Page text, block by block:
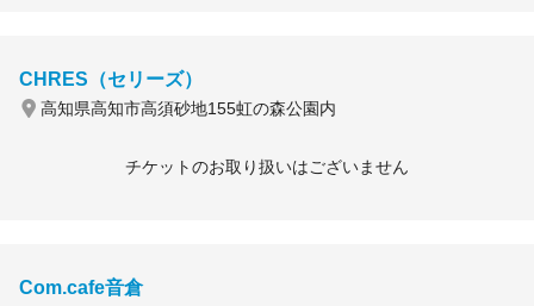
CHRES（セリーズ）
高知県高知市高須砂地155虹の森公園内
チケットのお取り扱いはございません
Com.cafe音倉